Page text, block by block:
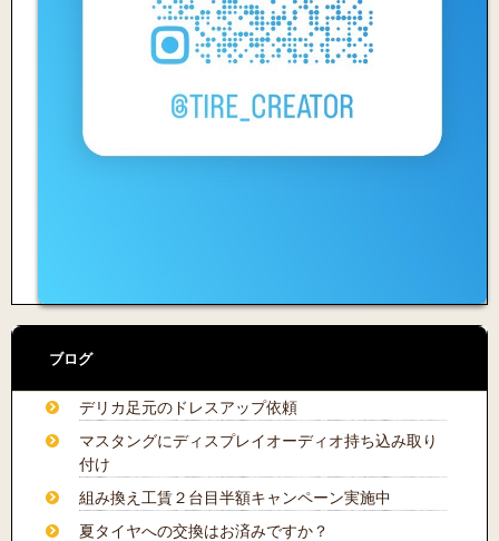
ブログ
デリカ足元のドレスアップ依頼
マスタングにディスプレイオーディオ持ち込み取り
付け
組み換え工賃２台目半額キャンペーン実施中
夏タイヤへの交換はお済みですか？